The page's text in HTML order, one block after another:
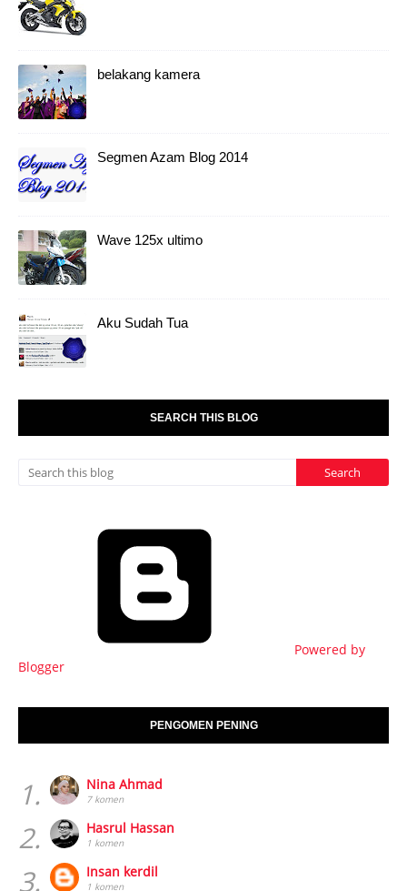
belakang kamera
Segmen Azam Blog 2014
Wave 125x ultimo
Aku Sudah Tua
SEARCH THIS BLOG
Powered by
Blogger
PENGOMEN PENING
1. Nina Ahmad
7 komen
2. Hasrul Hassan
1 komen
3. Insan kerdil
1 komen